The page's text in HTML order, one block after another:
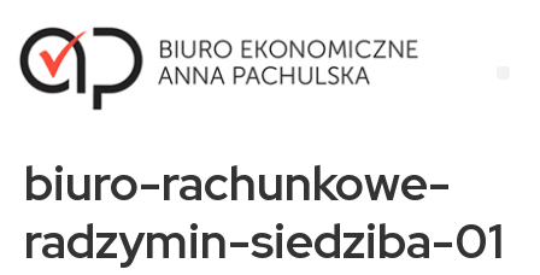
biuro-rachunkowe-
radzymin-siedziba-01